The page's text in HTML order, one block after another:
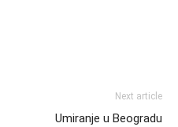
Next article
Umiranje u Beogradu